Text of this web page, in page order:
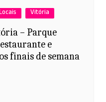
Vitória
– Parque
e
finais de semana